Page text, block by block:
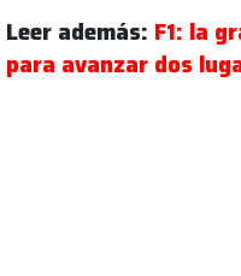
Leer además: F1: la
para avanzar dos